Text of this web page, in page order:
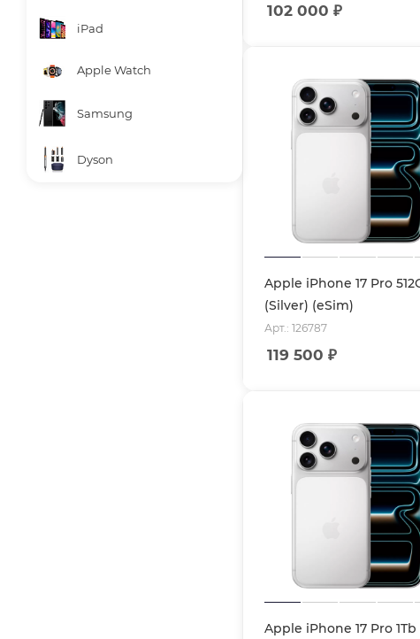
102 000 ₽
Apple iPhone 17 Pro
(Silver) (eSim)
Арт.: 126787
119 500 ₽
Apple iPhone 17 Pro 1Tb
iPad
Apple Watch
Samsung
Dyson